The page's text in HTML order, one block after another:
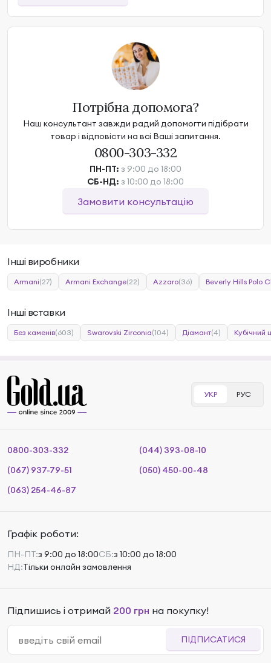
Потрібна допомога?
Наш консультант завжди радий допомогти підібрати
товар і відповісти на всі Ваші запитання.
0800-303-332
ПН-ПТ: з 9:00 до 18:00
СБ-НД: з 10:00 до 18:00
Замовити консультацію
Інші виробники
Armani(27) Armani Exchange(22) Azzaro(36) Beverly Hills Polo
Інші вставки
Без каменів(603) Swarovski Zirconia(104) Діамант(4) Кубічний
УКР РУС
0800-303-332
(044) 393-08-10
(067) 937-79-51
(050) 450-00-48
(063) 254-46-87
Графік роботи:
ПН-ПТ:з 9:00 до 18:00СБ:з 10:00 до 18:00
НД:Тільки онлайн замовлення
Підпишись і отримай 200 грн на покупку!
ПІДПИСАТИСЯ